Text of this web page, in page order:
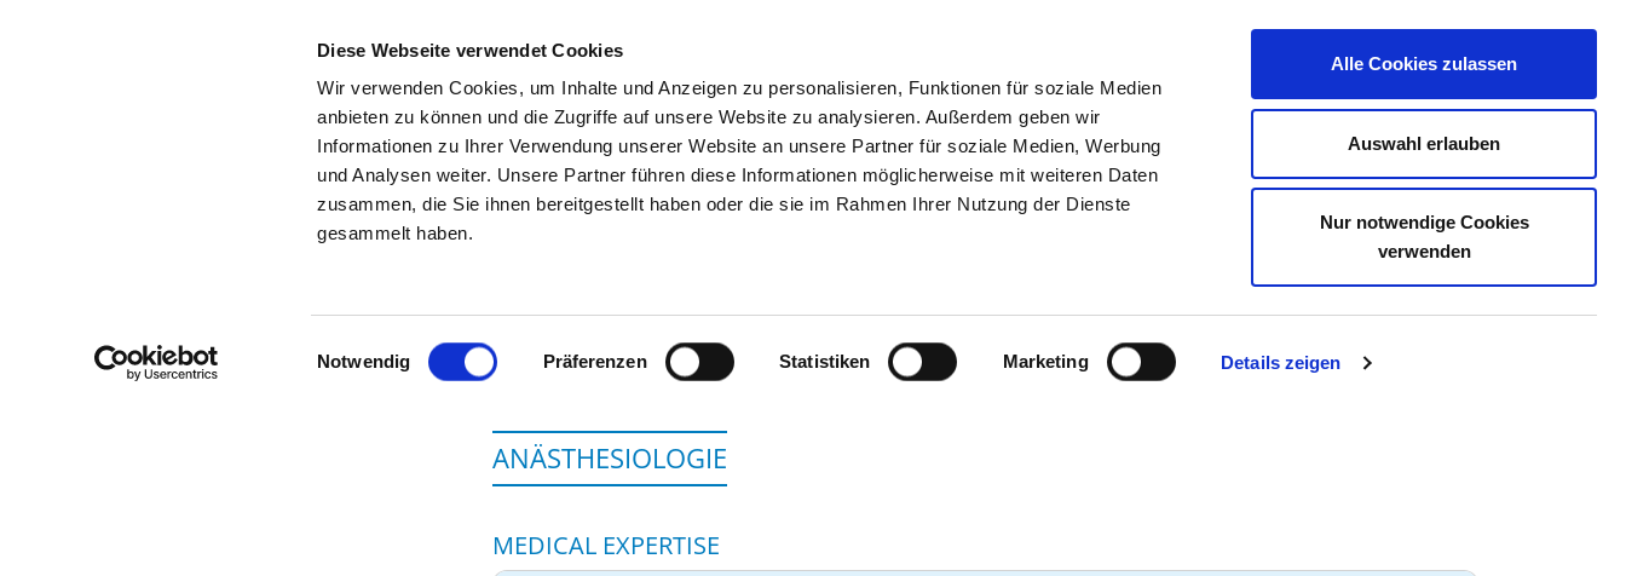
Diese Webseite verwendet Cookies
Wir verwenden Cookies, um Inhalte und Anzeigen zu personalisieren, Funktionen für soziale Medien
anbieten zu können und die Zugriffe auf unsere Website zu analysieren. Außerdem geben wir
Informationen zu Ihrer Verwendung unserer Website an unsere Partner für soziale Medien, Werbung
und Analysen weiter. Unsere Partner führen diese Informationen möglicherweise mit weiteren Daten
zusammen, die Sie ihnen bereitgestellt haben oder die sie im Rahmen Ihrer Nutzung der Dienste
gesammelt haben.
Einwilligungsauswahl
Notwendig Präferenzen Statistiken Marketing Details zeigen
Alle Cookies zulassen
Auswahl erlauben
Nur notwendige Cookies
verwenden
SEARCH TIPS & HELP THE GHD CONTACT YOUR OPINION
To the specialist department
ANÄSTHESIOLOGIE
MEDICAL EXPERTISE